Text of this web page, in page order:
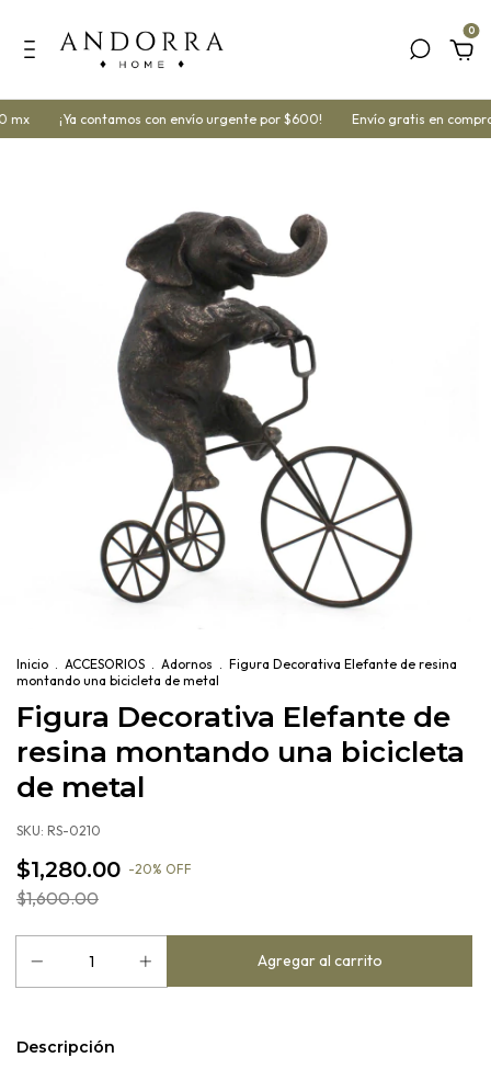
0
mx ¡Ya contamos con envío urgente por $600! Envío gratis en
Inicio . ACCESORIOS . Adornos . Figura Decorativa Elefante de resina
montando una bicicleta de metal
Figura Decorativa Elefante de
resina montando una bicicleta
de metal
SKU: RS-0210
$1,280.00 -20% OFF
$1,600.00
Descripción